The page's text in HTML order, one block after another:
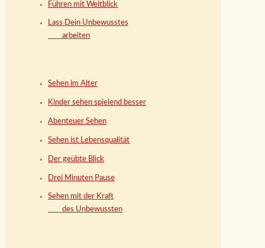
Führen mit Weitblick
Lass Dein Unbewusstes
arbeiten
Sehen im Alter
Kinder sehen spielend besser
Abenteuer Sehen
Sehen ist Lebensqualität
Der geübte Blick
Drei Minuten Pause
Sehen mit der Kraft
des Unbewussten